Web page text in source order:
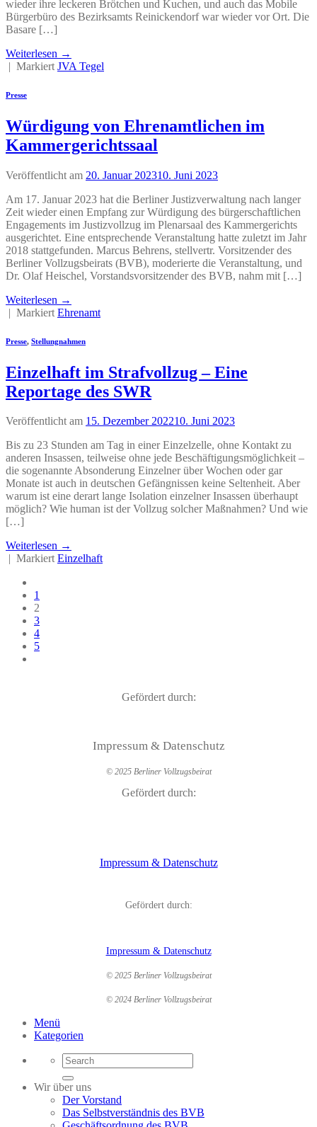
wieder ihre leckeren Brötchen und Kuchen, und auch das Mobile
Bürgerbüro des Bezirksamts Reinickendorf war wieder vor Ort. Die
Basare […]
Weiterlesen →
| Markiert JVA Tegel
Presse
Würdigung von Ehrenamtlichen im
Kammergerichtssaal
Veröffentlicht am 20. Januar 202310. Juni 2023
Am 17. Januar 2023 hat die Berliner Justizverwaltung nach langer
Zeit wieder einen Empfang zur Würdigung des bürgerschaftlichen
Engagements im Justizvollzug im Plenarsaal des Kammergerichts
ausgerichtet. Eine entsprechende Veranstaltung hatte zuletzt im Jahr
2018 stattgefunden. Marcus Behrens, stellvertr. Vorsitzender des
Berliner Vollzugsbeirats (BVB), moderierte die Veranstaltung, und
Dr. Olaf Heischel, Vorstandsvorsitzender des BVB, nahm mit […]
Weiterlesen →
| Markiert Ehrenamt
Presse, Stellungnahmen
Einzelhaft im Strafvollzug – Eine
Reportage des SWR
Veröffentlicht am 15. Dezember 202210. Juni 2023
Bis zu 23 Stunden am Tag in einer Einzelzelle, ohne Kontakt zu
anderen Insassen, teilweise ohne jede Beschäftigungsmöglichkeit –
die sogenannte Absonderung Einzelner über Wochen oder gar
Monate ist auch in deutschen Gefängnissen keine Seltenheit. Aber
warum ist eine derart lange Isolation einzelner Insassen überhaupt
möglich? Wie human ist der Vollzug solcher Maßnahmen? Und wie
[…]
Weiterlesen →
| MarkiertEinzelhaft
1
2
3
4
5
Gefördert durch:
Impressum & Datenschutz
© 2025 Berliner Vollzugsbeirat
Gefördert durch:
Impressum & Datenschutz
Gefördert durch:
Impressum & Datenschutz
© 2025 Berliner Vollzugsbeirat
© 2024 Berliner Vollzugsbeirat
Menü
Kategorien
Wir über uns
Der Vorstand
Das Selbstverständnis des BVB